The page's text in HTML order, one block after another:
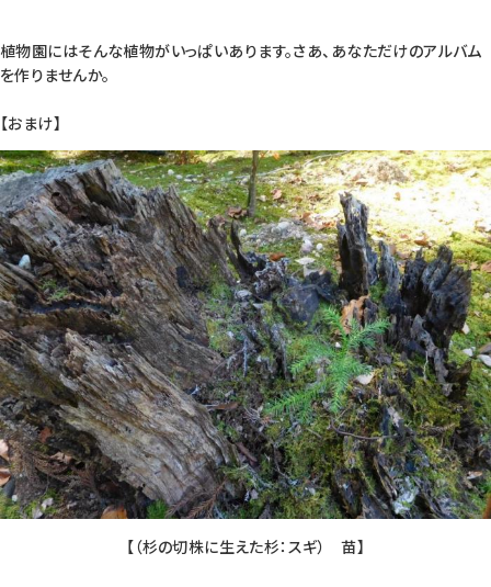
植物園にはそんな植物がいっぱいあります。さあ、あなただけのアルバム
を作りませんか。
【おまけ】
【（杉の切株に生えた杉：スギ） 苗】